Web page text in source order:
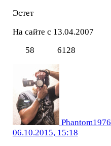
Эстет
На сайте с 13.04.2007
58
6128
Phantom1976
06.10.2015, 15:18